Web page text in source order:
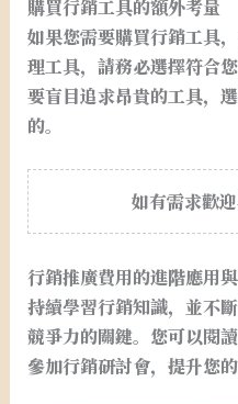
購買行銷工具的額外考量
如果您需要購買行銷工具
理工具，請務必選擇符合
要盲目追求昂貴的工具，
的。
如有需求歡
行銷推廣費用的進階應用
持續學習行銷知識，並不
競爭力的關鍵。您可以閱
參加行銷研討會，提升您的